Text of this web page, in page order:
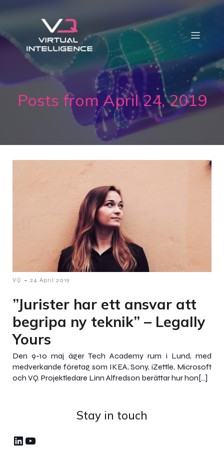
Posts from April 24, 2019
VQ - 24 April 2019
”Jurister har ett ansvar att
begripa ny teknik” – Legally
Yours
Den 9-10 maj äger Tech Academy rum i Lund, med
medverkande företag som IKEA, Sony, iZettle, Microsoft
och VQ. Projektledare Linn Alfredson berättar hur hon[…]
Stay in touch
LinkedIn
YouTube